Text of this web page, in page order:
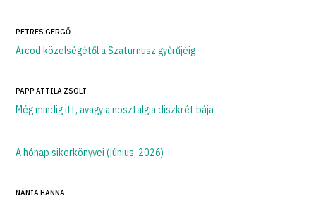
PETRES GERGŐ
Arcod közelségétől a Szaturnusz gyűrűjéig
PAPP ATTILA ZSOLT
Még mindig itt, avagy a nosztalgia diszkrét bája
A hónap sikerkönyvei (június, 2026)
NÁNIA HANNA